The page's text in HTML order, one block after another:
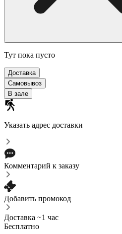
Тут пока пусто
Доставка
Самовывоз
В зале
Указать адрес доставки
Комментарий к заказу
Добавить промокод
Доставка ~1 час
Бесплатно